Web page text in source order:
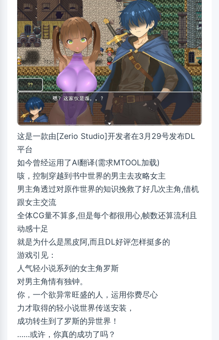
这是一款由[Zerio Studio]开发者在3月29号发布DL
平台
如今曾经运用了AI翻译(需求MTOOL加载)
咳，控制穿越到书中世界的男主去攻略女主
男主角透过对原作世界的知识挽救了好几次主角,借机
跟女主交流
全体CG量不算多,但是每个都很用心,帧数还算流利且
动感十足
就是为什么是黑皮阿,而且DL好评怎样挺多的
游戏引见：
人气轻小说系列的女主角罗斯
对男主角情有独钟。
你，一个欲异常旺盛的人，运用你费尽心
力才取得的轻小说世界传送安装，
成功转生到了罗斯的异世界！
……或许，你真的成功了吗？